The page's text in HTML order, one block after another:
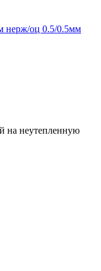
нерж/оц 0.5/0.5мм
на неутепленную